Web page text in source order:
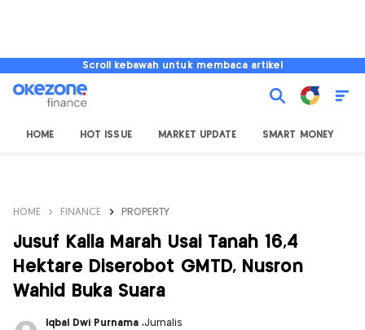
Scroll kebawah untuk membaca artikel
HOME HOT ISSUE MARKET UPDATE SMART MONEY
HOME FINANCE PROPERTY
Jusuf Kalla Marah Usai Tanah 16,4
Hektare Diserobot GMTD, Nusron
Wahid Buka Suara
Iqbal Dwi Purnama ,Jurnalis